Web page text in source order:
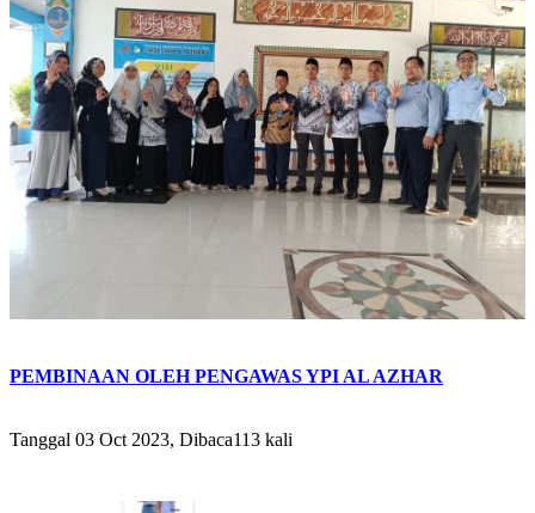
PEMBINAAN OLEH PENGAWAS YPI AL AZHAR
Tanggal 03 Oct 2023, Dibaca113 kali